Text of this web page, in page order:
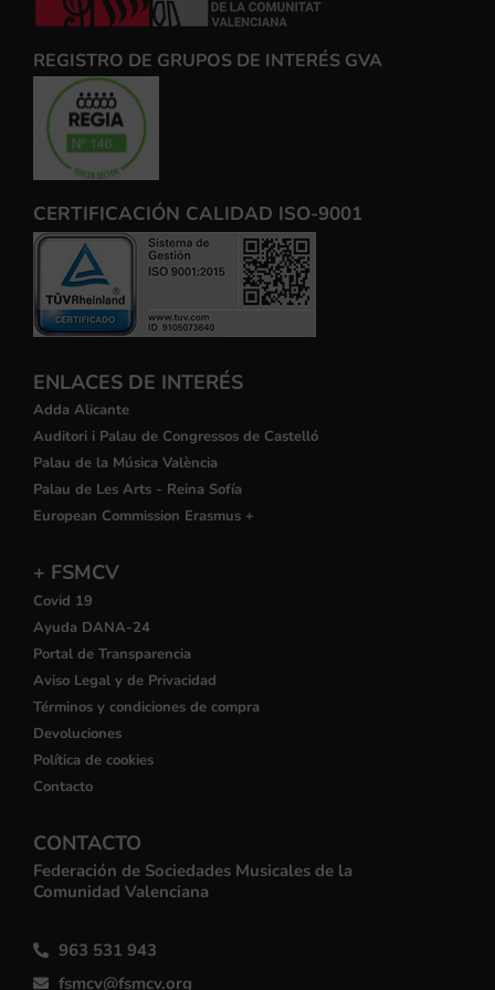
REGISTRO DE GRUPOS DE INTERÉS GVA
CERTIFICACIÓN CALIDAD ISO-9001
ENLACES DE INTERÉS
Adda Alicante
Auditori i Palau de Congressos de Castelló
Palau de la Música València
Palau de Les Arts - Reina Sofía
European Commission Erasmus +
+ FSMCV
Covid 19
Ayuda DANA-24
Portal de Transparencia
Aviso Legal y de Privacidad
Términos y condiciones de compra
Devoluciones
Política de cookies
Contacto
CONTACTO
Federación de Sociedades Musicales de la
Comunidad Valenciana
963 531 943
fsmcv@fsmcv.org